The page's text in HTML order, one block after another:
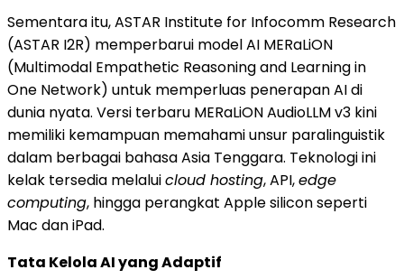
Sementara itu, ASTAR Institute for Infocomm Research
(ASTAR I2R) memperbarui model AI MERaLiON
(Multimodal Empathetic Reasoning and Learning in
One Network) untuk memperluas penerapan AI di
dunia nyata. Versi terbaru MERaLiON AudioLLM v3 kini
memiliki kemampuan memahami unsur paralinguistik
dalam berbagai bahasa Asia Tenggara. Teknologi ini
kelak tersedia melaluicloud hosting, API,edge
computing, hingga perangkat Apple silicon seperti
Mac dan iPad.
Tata Kelola AI yang Adaptif